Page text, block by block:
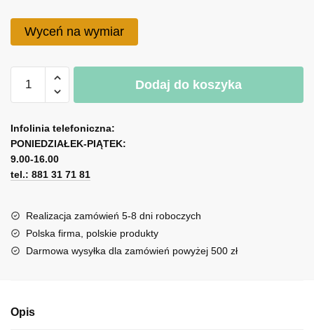
Wyceń na wymiar
Plakat
aqua
Dodaj do koszyka
l
t
e
r
a
t
i
Infolinia telefoniczna:
PONIEDZIAŁEK-PIĄTEK:
9.00-16.00
tel.: 881 31 71 81
Realizacja zamówień 5-8 dni roboczych
Polska firma, polskie produkty
Darmowa wysyłka dla zamówień powyżej 500 zł
Opis